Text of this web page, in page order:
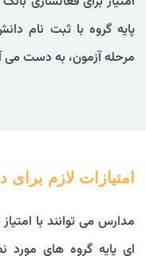
مرحله آزمون، به دست می
امتیازات لازم
مدارس می توانند با
ای پایه گروه های مورد